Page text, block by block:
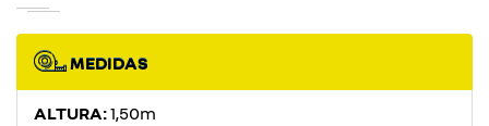
MEDIDAS
ALTURA:1,50m